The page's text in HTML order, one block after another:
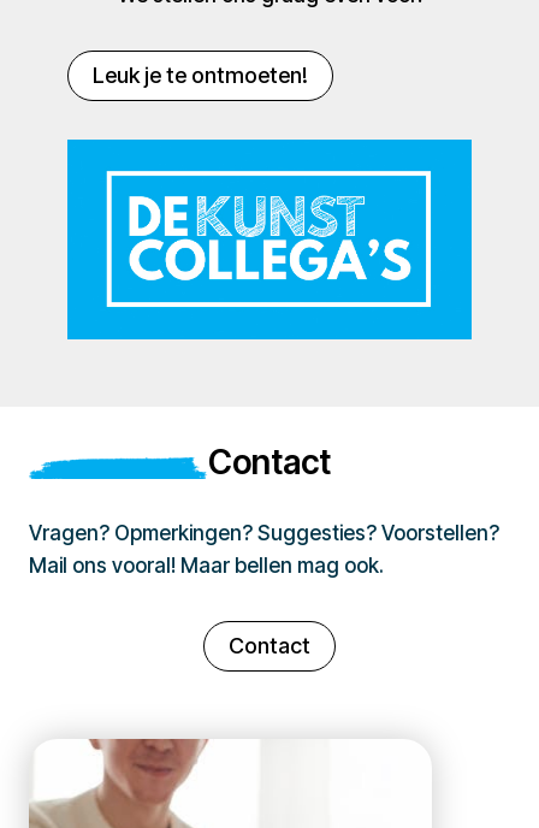
Leuk je te ontmoeten!
Contact
Vragen? Opmerkingen? Suggesties? Voorstellen?
Mail ons vooral! Maar bellen mag ook.
Contact